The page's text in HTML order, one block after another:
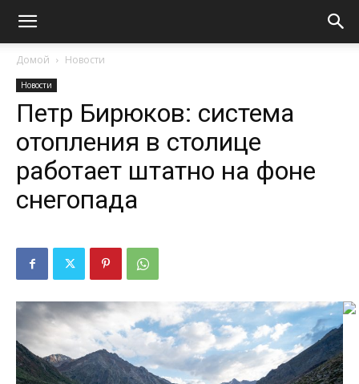
Домой Новости
Новости
Петр Бирюков: система
отопления в столице
работает штатно на фоне
снегопада